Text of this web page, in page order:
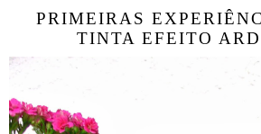
PRIMEIRAS
TINTA EFEITO